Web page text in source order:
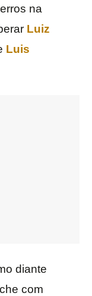
na
Luiz
Luis
diante
com